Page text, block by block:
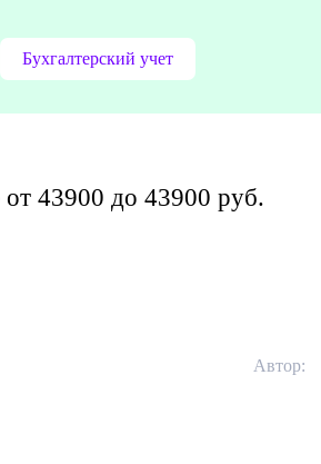
Бухгалтерский учет
43900 до 43900 руб.
Автор: